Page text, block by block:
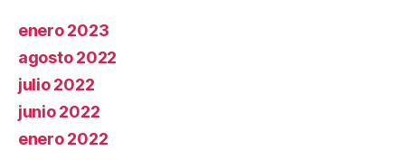
enero 2023
agosto 2022
julio 2022
junio 2022
enero 2022